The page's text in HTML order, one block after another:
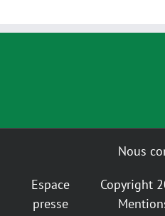
Nous
Espace
presse
Copyright